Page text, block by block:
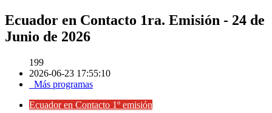
Ecuador en Contacto 1ra. Emisión - 24 de
Junio de 2026
199
2026-06-23 17:55:10
Más programas
Ecuador en Contacto 1º emisión